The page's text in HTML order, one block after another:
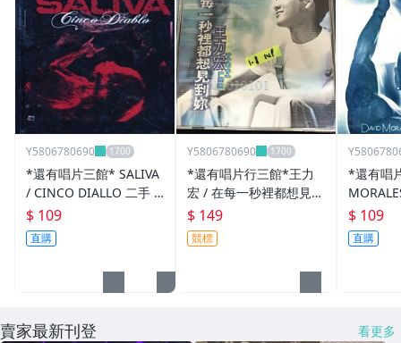
Y5806780690
*還有唱片三館* SALIVA
/ CINCO DIALLO 二手 Z
Z0154 (封面底破)
$ 109
直購
Y5806780690
*還有唱片行三館*王力
宏 / 在每一秒裡都想見到
你 二手 ZZ8788(需競標)
$ 149
競標
*還有唱
OLLIDE
$ 109
直購
賣家最新刊登 看更多